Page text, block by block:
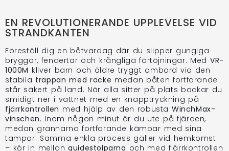
EN REVOLUTIONERANDE UPPLEVELSE VID
STRANDKANTEN
Föreställ dig en båtvardag där du slipper gungiga
bryggor, fendertar och krångliga förtöjningar. MedVR-
1000M kliver barn och äldre tryggt ombord via den
stabila trappan med räcke medan båten fortfarande
står säkert på land. När alla sitter på plats backar du
smidigt ner i vattnet med en knapptryckning på
fjärrkontrollen med hjälp av den robusta WinchMax-
vinschen. Inom någon minut är du ute på fjärden,
medan grannarna fortfarande kämpar med sina
tampar. Samma enkla process gäller vid hemkomst
– kör in mellanguidestolparna och med fjärrkontrollen